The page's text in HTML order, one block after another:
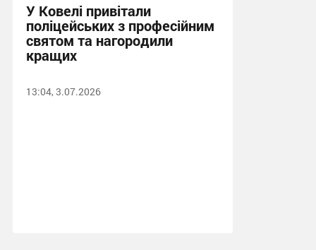
У Ковелі привітали
поліцейських з професійним
святом та нагородили
кращих
13:04, 3.07.2026